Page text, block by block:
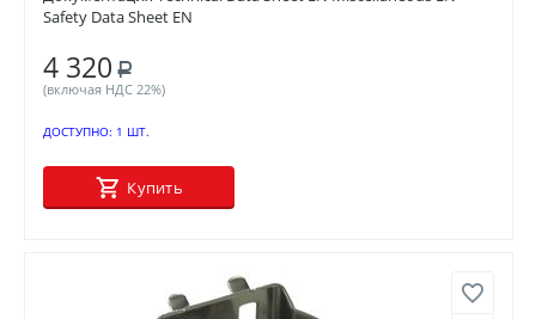
Safety Data Sheet EN
4 320 Р
(включая НДС 22%)
ДОСТУПНО: 1 ШТ.
Купить